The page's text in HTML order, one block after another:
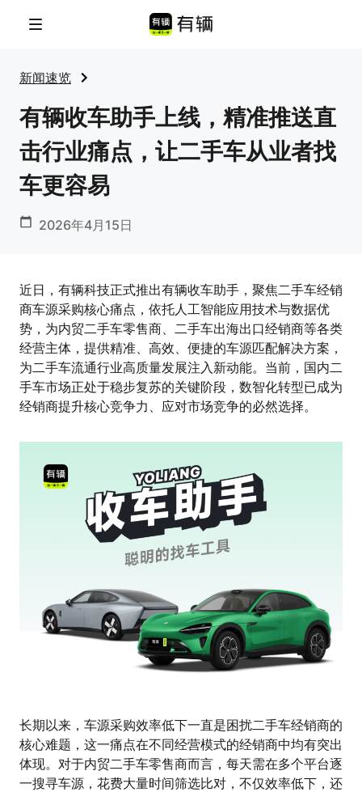
菜单
新闻速览
有辆收车助手上线，精准推送直
击行业痛点，让二手车从业者找
车更容易
2026年4月15日
近日，有辆科技正式推出有辆收车助手，聚焦二手车经销
商车源采购核心痛点，依托人工智能应用技术与数据优
势，为内贸二手车零售商、二手车出海出口经销商等各类
经营主体，提供精准、高效、便捷的车源匹配解决方案，
为二手车流通行业高质量发展注入新动能。当前，国内二
手车市场正处于稳步复苏的关键阶段，数智化转型已成为
经销商提升核心竞争力、应对市场竞争的必然选择。
长期以来，车源采购效率低下一直是困扰二手车经销商的
核心难题，这一痛点在不同经营模式的经销商中均有突出
体现。对于内贸二手车零售商而言，每天需在多个平台逐
一搜寻车源，花费大量时间筛选比对，不仅效率低下，还